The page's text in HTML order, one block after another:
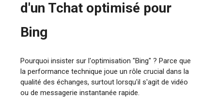
d'un Tchat optimisé pour
Bing
Pourquoi insister sur l'optimisation "Bing" ? Parce que
la performance technique joue un rôle crucial dans la
qualité des échanges, surtout lorsqu'il s'agit de vidéo
ou de messagerie instantanée rapide.